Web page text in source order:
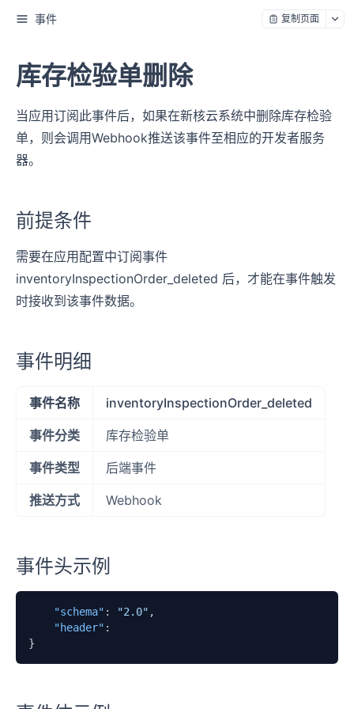
事件 复制页面
库存检验单删除
当应用订阅此事件后，如果在新核云系统中删除库存检验
单，则会调用Webhook推送该事件至相应的开发者服务
器。
前提条件
需要在应用配置中订阅事件
inventoryInspectionOrder_deleted 后，才能在事件触发
时接收到该事件数据。
事件明细
事件名称 inventoryInspectionOrder_deleted
事件分类 库存检验单
事件类型 后端事件
推送方式 Webhook
事件头示例
"schema" : "2.0" ,
"header" :
}